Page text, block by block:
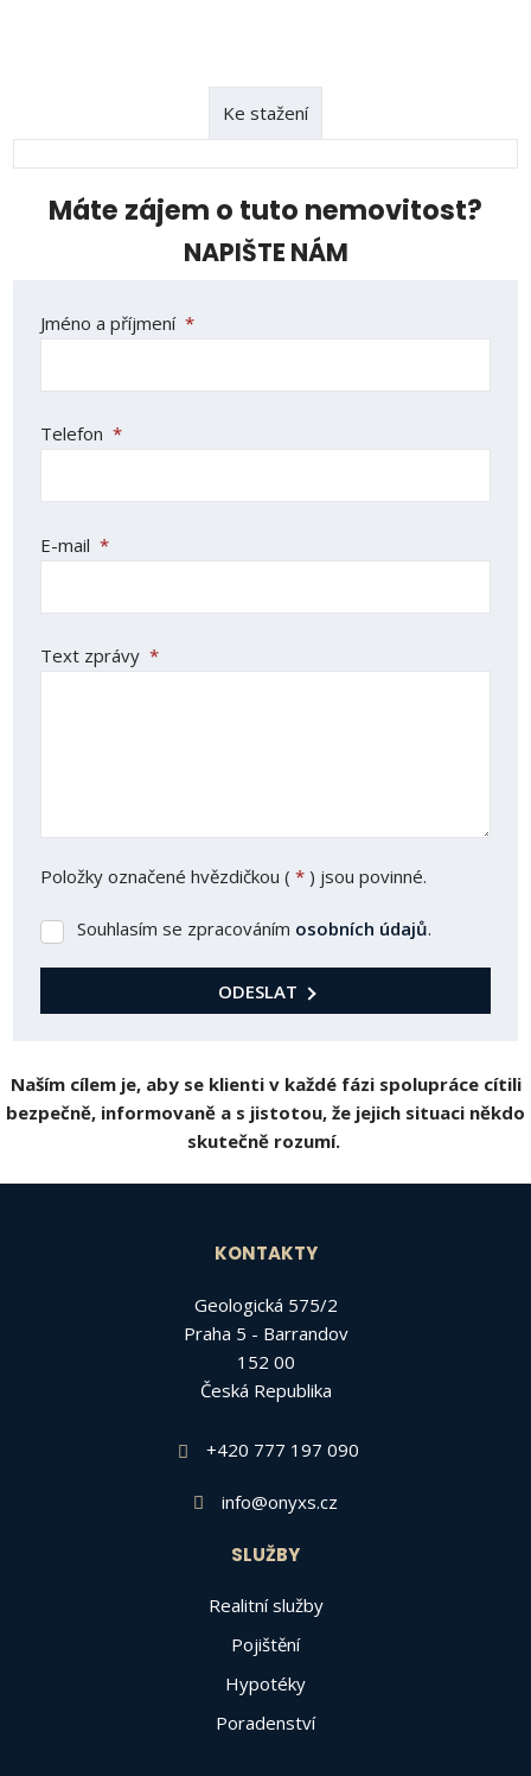
Ke stažení
Máte zájem o tuto nemovitost?
NAPIŠTE NÁM
Jméno a příjmení *
Telefon *
E-mail *
Text zprávy *
Položky označené hvězdičkou ( * ) jsou povinné.
Souhlasím
Souhlasím se zpracováním osobních údajů.
ODESLAT
nepodařilo
odeslat.
Naším cílem je, aby se klienti v každé fázi spolupráce cítili
bezpečně, informovaně a s jistotou, že jejich situaci někdo
skutečně rozumí.
KONTAKTY
Geologická 575/2
Praha 5 - Barrandov
152 00
Česká Republika
+420 777 197 090
info@onyxs.cz
SLUŽBY
Realitní služby
Pojištění
Hypotéky
Poradenství